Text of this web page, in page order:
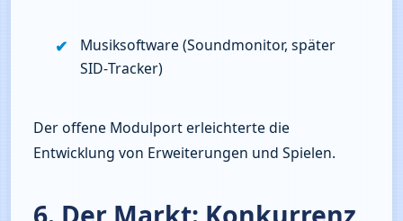
Musiksoftware (Soundmonitor, später
SID‑Tracker)
Der offene Modulport erleichterte die
Entwicklung von Erweiterungen und Spielen.